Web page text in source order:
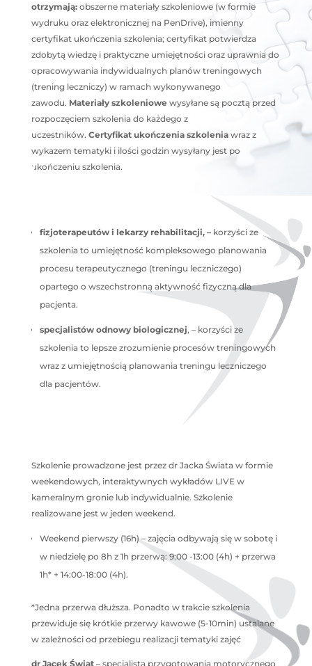
otrzymają:obszerne materiały szkoleniowe (w formie
wydruku oraz elektronicznej na PenDrive), imienny
certyfikat ukończenia szkolenia; certyfikat potwierdza
zdobytą wiedzę i praktyczne umiejętności oraz uprawnia do
opracowywania indywidualnych planów treningowych
(trening leczniczy) w ramach wykonywanego
zawodu. Materiały szkoleniowe wysyłane są pocztą przed
rozpoczęciem szkolenia do każdego z
uczestników. Certyfikat ukończenia szkoleniawraz z
wykazem tematyki i ilości godzin wysyłany jest po
ukończeniu szkolenia.
fizjoterapeutów i lekarzy rehabilitacji, –korzyści ze
szkolenia to umiejętność kompleksowego planowania
procesu terapeutycznego (treningu leczniczego)
opartego o wszechstronną aktywność fizyczną dla
pacjenta.
specjalistów odnowy biologicznej, – korzyści ze
szkolenia to lepsze zrozumienie procesów treningowych
wraz z umiejętnością planowania treningu leczniczego
dla pacjentów.
Szkolenie prowadzone jest przez dr Jacka Świata w formie
weekendowych, interaktywnych wykładów LIVE w
kameralnym gronie lub indywidualnie. Szkolenie
realizowane jest w jeden weekend.
Weekend pierwszy (16h) – zajęcia odbywają się w sobotę i
w niedzielę po 8h z 1h przerwą: 9:00 -13:00 (4h) + przerwa
1h* + 14:00-18:00 (4h).
*Jedna przerwa dłuższa. Ponadto w trakcie szkolenia
przewiduje się krótkie przerwy kawowe (5-10min) ustalane
w zależności od przebiegu realizacji tematyki zajęć
dr Jacek Świat– specjalista przygotowania motorycznego